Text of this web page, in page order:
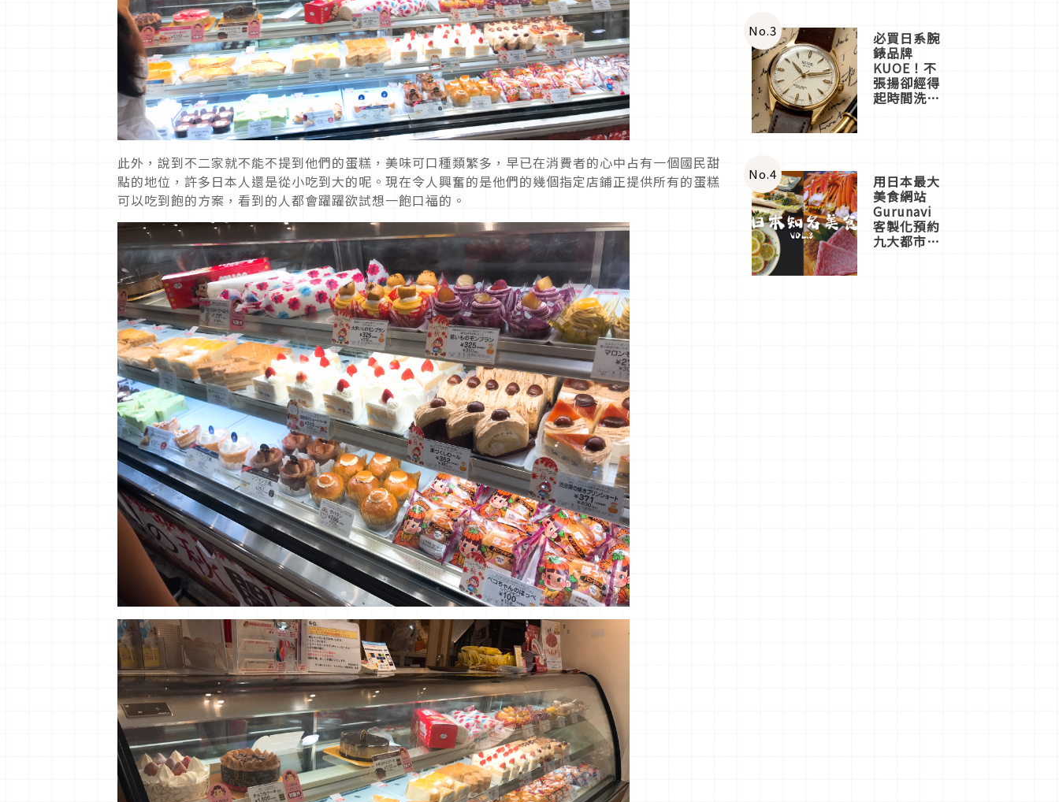
此外，說到不二家就不能不提到他們的蛋糕，美味可口種類繁多，早已在消費者的心中占有一個國民甜
點的地位，許多日本人還是從小吃到大的呢。現在令人興奮的是他們的幾個指定店鋪正提供所有的蛋糕
可以吃到飽的方案，看到的人都會躍躍欲試想一飽口福的。
No.3 必買日系腕
錶品牌
KUOE！不
張揚卻經得
起時間洗鍊
No.4 用日本最大
美食網站
Gurunavi
客製化預約
九大都市餐